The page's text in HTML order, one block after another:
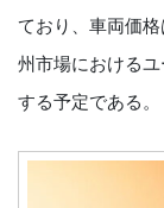
ており、車両価
州市場における
する予定である。